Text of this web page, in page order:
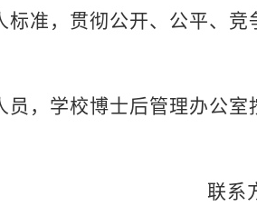
标准，贯彻公开、公平、
，学校博士后管理办公
联系